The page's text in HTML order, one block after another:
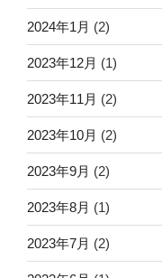
2024年1月 (2)
2023年12月 (1)
2023年11月 (2)
2023年10月 (2)
2023年9月 (2)
2023年8月 (1)
2023年7月 (2)